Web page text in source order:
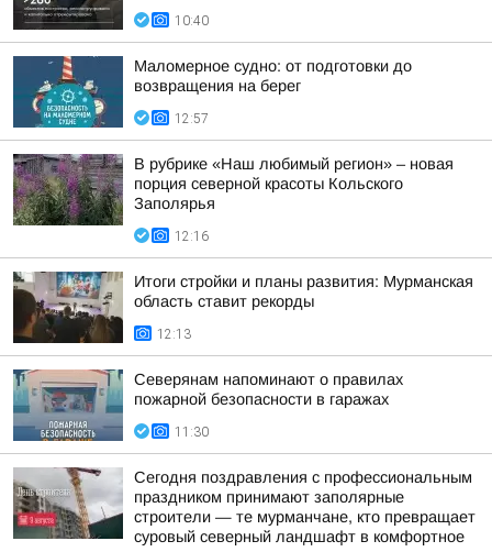
10:40
Маломерное судно: от подготовки до
возвращения на берег
12:57
В рубрике «Наш любимый регион» – новая
порция северной красоты Кольского
Заполярья
12:16
Итоги стройки и планы развития: Мурманская
область ставит рекорды
12:13
Северянам напоминают о правилах
пожарной безопасности в гаражах
11:30
Сегодня поздравления с профессиональным
праздником принимают заполярные
строители — те мурманчане, кто превращает
суровый северный ландшафт в комфортное